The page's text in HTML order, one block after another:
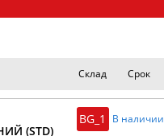
Склад Срок
(STD)
BG_1 В наличии